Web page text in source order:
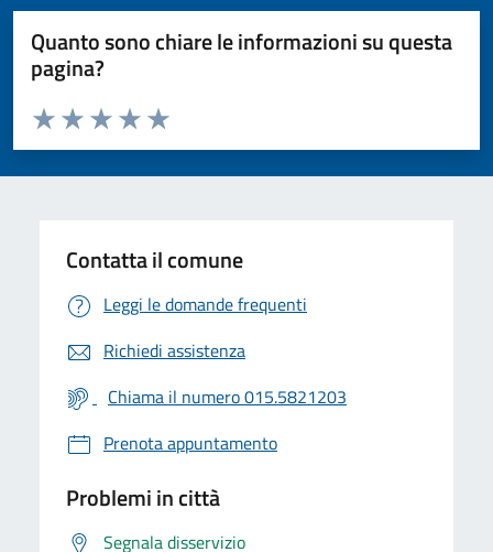
Quanto sono chiare le informazioni su questa
pagina?
Valuta da 1 a 5 stelle la pagina
Valuta 5 stelle su 5
Valuta 4 stelle su 5
Valuta 3 stelle su 5
Valuta 2 stelle su 5
Valuta 1 stelle su 5
Contatta il comune
Leggi le domande frequenti
Richiedi assistenza
Chiama il numero 015.5821203
Prenota appuntamento
Problemi in città
Segnala disservizio